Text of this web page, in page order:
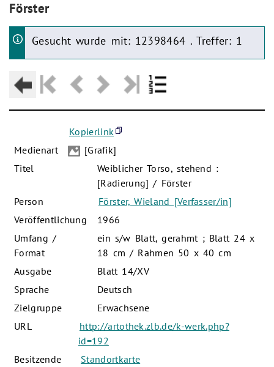
Förster
Gesucht wurde mit: 12398464 . Treffer: 1
Kopierlink
Medienart
[Grafik]
Titel
Weiblicher Torso, stehend :
[Radierung] / Förster
Person
Förster, Wieland [Verfasser/in]
Veröffentlichung
1966
Umfang /
Format
ein s/w Blatt, gerahmt ; Blatt 24 x
18 cm / Rahmen 50 x 40 cm
Ausgabe
Blatt 14/XV
Sprache
Deutsch
Zielgruppe
Erwachsene
URL
http://artothek.zlb.de/k-werk.php?
id=192
Besitzende
Standortkarte